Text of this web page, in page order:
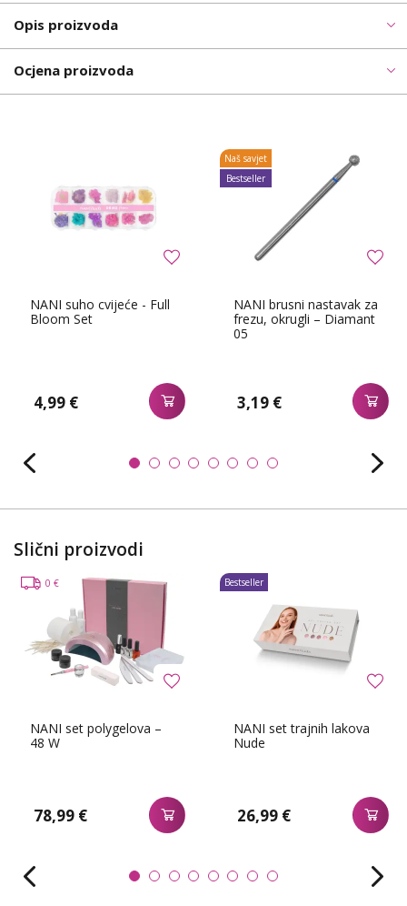
Opis proizvoda
Ocjena proizvoda
NANI suho cvijeće - Full
Bloom Set
4,99 €
NANI brusni nastavak za
frezu, okrugli – Diamant
05
3,19 €
Naš savjet
Bestseller
Slični proizvodi
NANI set polygelova –
48 W
78,99 €
0 €
NANI set trajnih lakova
Nude
26,99 €
Bestseller